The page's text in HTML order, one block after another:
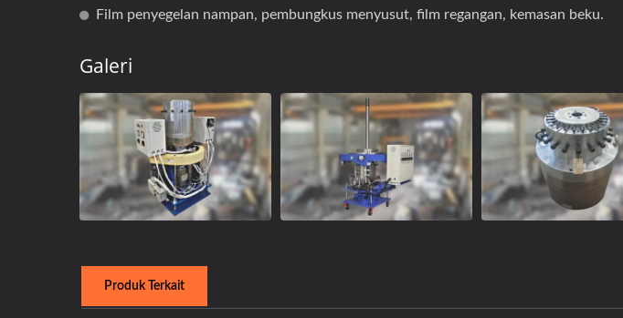
Film penyegelan nampan, pembungkus menyusut, film regangan, kemasan beku.
Galeri
Produk Terkait